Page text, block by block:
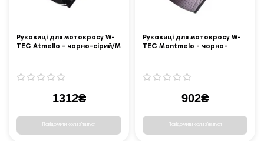
Рукавиці для мотокросу W-
TEC Atmello - чорно-сірий/М
1312₴
Повідомити коли з'явиться
Рукавиці для мотокросу W-
TEC Montmelo - чорно-
902₴
Повідомити коли з'явиться